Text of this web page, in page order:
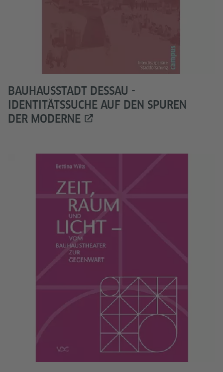
BAUHAUSSTADT DESSAU -
IDENTITÄTSSUCHE AUF DEN SPUREN
DER MODERNE